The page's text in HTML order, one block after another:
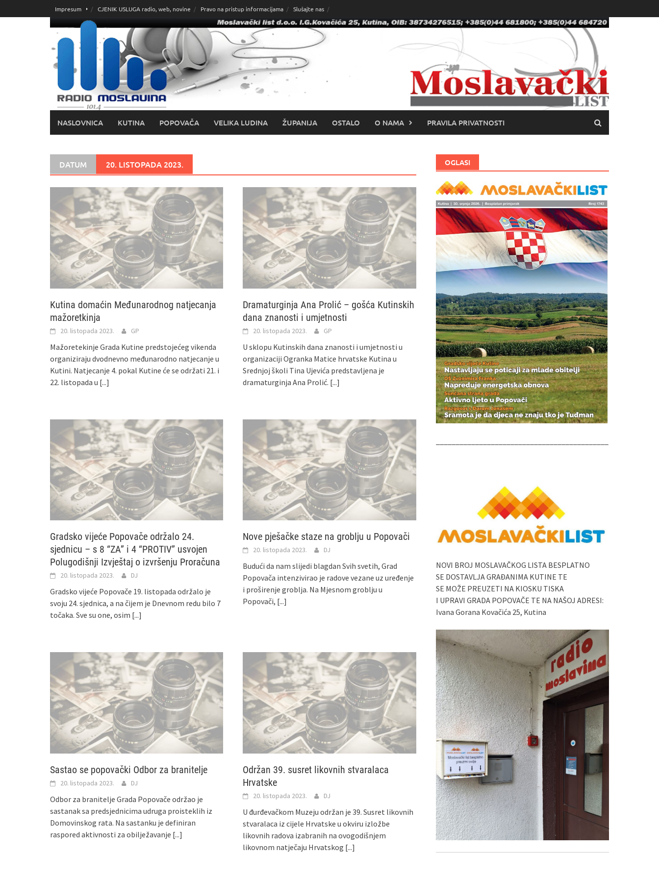
do
Impresum CJENIK USLUGA radio, web, novine Pravo na pristup informacijama Slušajte nas
NASLOVNICA KUTINA POPOVAČA VELIKA LUDINA ŽUPANIJA OSTALO O NAMA PRAVILA PRIVATNOSTI
DATUM 20. LISTOPADA 2023.
Kutina domaćin Međunarodnog natjecanja
mažoretkinja
20. listopada 2023. GP
Mažoretekinje Grada Kutine predstojećeg vikenda
organiziraju dvodnevno međunarodno natjecanje u
Kutini. Natjecanje 4. pokal Kutine će se održati 21. i
22. listopada u [...]
Dramaturginja Ana Prolić – gošća Kutinskih
dana znanosti i umjetnosti
20. listopada 2023. GP
U sklopu Kutinskih dana znanosti i umjetnosti u
organizaciji Ogranka Matice hrvatske Kutina u
Srednjoj školi Tina Ujevića predstavljena je
dramaturginja Ana Prolić. [...]
Gradsko vijeće Popovače održalo 24.
sjednicu – s 8 “ZA” i 4 “PROTIV” usvojen
Polugodišnji Izvještaj o izvršenju Proračuna
20. listopada 2023. DJ
Gradsko vijeće Popovače 19. listopada održalo je
svoju 24. sjednica, a na čijem je Dnevnom redu bilo 7
točaka. Sve su one, osim [...]
Nove pješačke staze na groblju u Popovači
20. listopada 2023. DJ
Budući da nam slijedi blagdan Svih svetih, Grad
Popovača intenzivirao je radove vezane uz uređenje
i proširenje groblja. Na Mjesnom groblju u
Popovači, [...]
Sastao se popovački Odbor za branitelje
20. listopada 2023. DJ
Odbor za branitelje Grada Popovače održao je
sastanak sa predsjednicima udruga proisteklih iz
Domovinskog rata. Na sastanku je definiran
raspored aktivnosti za obilježavanje [...]
Održan 39. susret likovnih stvaralaca
Hrvatske
20. listopada 2023. DJ
U đurđevačkom Muzeju održan je 39. Susret likovnih
stvaralaca iz cijele Hrvatske u okviru izložbe
likovnih radova izabranih na ovogodišnjem
likovnom natječaju Hrvatskog [...]
OGLASI
NOVI BROJ MOSLAVAČKOG LISTA BESPLATNO
SE DOSTAVLJA GRAĐANIMA KUTINE TE
SE MOŽE PREUZETI NA KIOSKU TISKA
I UPRAVI GRADA POPOVAČE TE NA NAŠOJ ADRESI:
Ivana Gorana Kovačića 25, Kutina